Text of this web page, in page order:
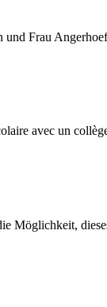
Frau
avec un
Möglichkeit,